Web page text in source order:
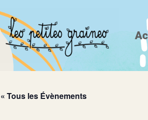
« Tous les Évènements